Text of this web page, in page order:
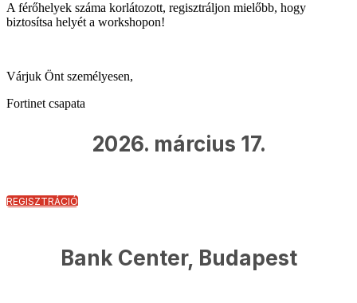
A férőhelyek száma korlátozott, regisztráljon mielőbb, hogy
biztosítsa helyét a workshopon!
Várjuk Önt személyesen,
Fortinet csapata
2026. március 17.
REGISZTRÁCIÓ
Bank Center, Budapest